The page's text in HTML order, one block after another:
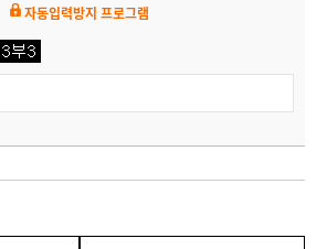
자동입력방지 프로그램